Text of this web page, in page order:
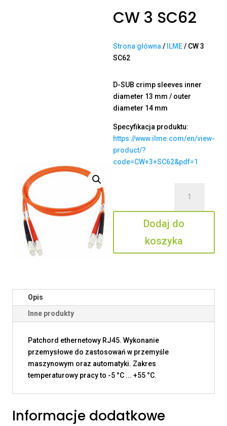
CW 3 SC62
Strona główna / ILME/ CW 3
SC62
D-SUB crimp sleeves inner
diameter 13 mm / outer
diameter 14 mm
Specyfikacja produktu:
https://www.ilme.com/en/view-
product/?
code=CW+3+SC62&pdf=1
3
SC62
Dodaj do
koszyka
Opis
Inne produkty
Patchord ethernetowy RJ45. Wykonanie
przemysłowe do zastosowań w przemyśle
maszynowym oraz automatyki. Zakres
temperaturowy pracy to -5 °C ... +55 °C.
Informacje dodatkowe